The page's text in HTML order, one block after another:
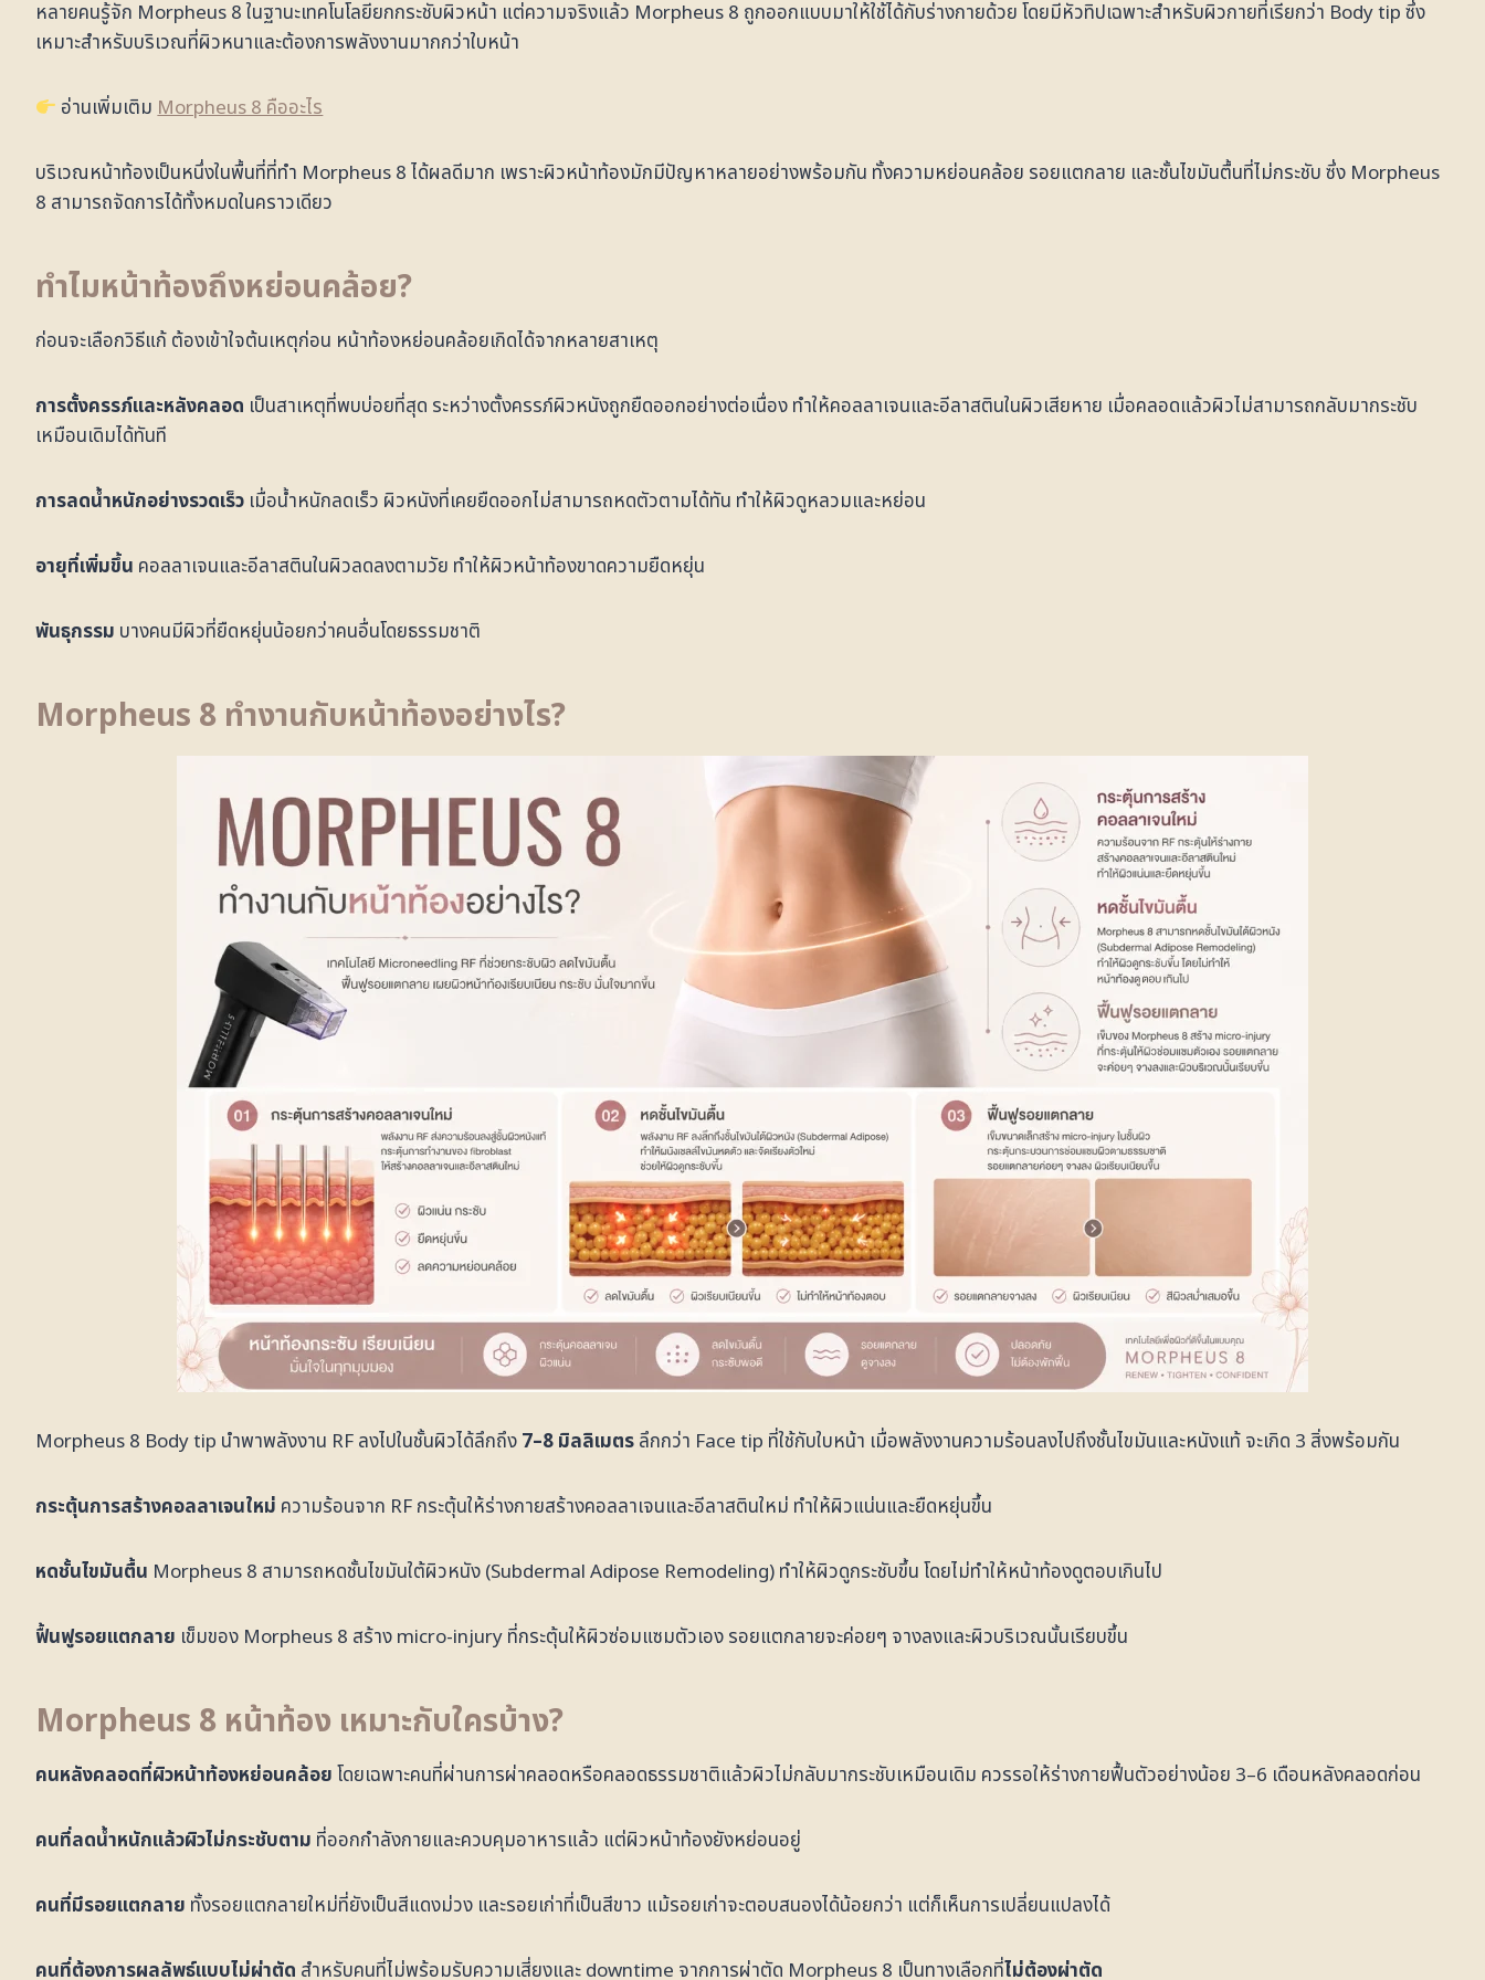
หลายคนรู้จัก Morpheus 8 ในฐานะเทคโนโลยียกกระชับผิวหน้า แต่ความจริงแล้ว Morpheus 8 ถูกออกแบบมาให้ใช้ได้กับร่างกายด้วย โดยมีหัวทิปเฉพาะสำหรับผิวกายที่เรียกว่า Body tip ซึ่ง
เหมาะสำหรับบริเวณที่ผิวหนาและต้องการพลังงานมากกว่าใบหน้า
อ่านเพิ่มเติมMorpheus 8 คืออะไร
บริเวณหน้าท้องเป็นหนึ่งในพื้นที่ที่ทำ Morpheus 8 ได้ผลดีมาก เพราะผิวหน้าท้องมักมีปัญหาหลายอย่างพร้อมกัน ทั้งความหย่อนคล้อย รอยแตกลาย และชั้นไขมันตื้นที่ไม่กระชับ ซึ่ง Morpheus
8 สามารถจัดการได้ทั้งหมดในคราวเดียว
ทำไมหน้าท้องถึงหย่อนคล้อย?
ก่อนจะเลือกวิธีแก้ ต้องเข้าใจต้นเหตุก่อน หน้าท้องหย่อนคล้อยเกิดได้จากหลายสาเหตุ
การตั้งครรภ์และหลังคลอด เป็นสาเหตุที่พบบ่อยที่สุด ระหว่างตั้งครรภ์ผิวหนังถูกยืดออกอย่างต่อเนื่อง ทำให้คอลลาเจนและอีลาสตินในผิวเสียหาย เมื่อคลอดแล้วผิวไม่สามารถกลับมากระชับ
เหมือนเดิมได้ทันที
การลดน้ำหนักอย่างรวดเร็ว เมื่อน้ำหนักลดเร็ว ผิวหนังที่เคยยืดออกไม่สามารถหดตัวตามได้ทัน ทำให้ผิวดูหลวมและหย่อน
อายุที่เพิ่มขึ้น คอลลาเจนและอีลาสตินในผิวลดลงตามวัย ทำให้ผิวหน้าท้องขาดความยืดหยุ่น
พันธุกรรม บางคนมีผิวที่ยืดหยุ่นน้อยกว่าคนอื่นโดยธรรมชาติ
Morpheus 8 ทำงานกับหน้าท้องอย่างไร?
Morpheus 8 Body tip นำพาพลังงาน RF ลงไปในชั้นผิวได้ลึกถึง7–8 มิลลิเมตรลึกกว่า Face tip ที่ใช้กับใบหน้า เมื่อพลังงานความร้อนลงไปถึงชั้นไขมันและหนังแท้ จะเกิด 3 สิ่งพร้อมกัน
กระตุ้นการสร้างคอลลาเจนใหม่ ความร้อนจาก RF กระตุ้นให้ร่างกายสร้างคอลลาเจนและอีลาสตินใหม่ ทำให้ผิวแน่นและยืดหยุ่นขึ้น
หดชั้นไขมันตื้น Morpheus 8 สามารถหดชั้นไขมันใต้ผิวหนัง (Subdermal Adipose Remodeling) ทำให้ผิวดูกระชับขึ้น โดยไม่ทำให้หน้าท้องดูตอบเกินไป
ฟื้นฟูรอยแตกลาย เข็มของ Morpheus 8 สร้าง micro-injury ที่กระตุ้นให้ผิวซ่อมแซมตัวเอง รอยแตกลายจะค่อยๆ จางลงและผิวบริเวณนั้นเรียบขึ้น
Morpheus 8 หน้าท้อง เหมาะกับใครบ้าง?
คนหลังคลอดที่ผิวหน้าท้องหย่อนคล้อยโดยเฉพาะคนที่ผ่านการผ่าคลอดหรือคลอดธรรมชาติแล้วผิวไม่กลับมากระชับเหมือนเดิม ควรรอให้ร่างกายฟื้นตัวอย่างน้อย 3–6 เดือนหลังคลอดก่อน
คนที่ลดน้ำหนักแล้วผิวไม่กระชับตาม ที่ออกกำลังกายและควบคุมอาหารแล้ว แต่ผิวหน้าท้องยังหย่อนอยู่
คนที่มีรอยแตกลาย ทั้งรอยแตกลายใหม่ที่ยังเป็นสีแดงม่วง และรอยเก่าที่เป็นสีขาว แม้รอยเก่าจะตอบสนองได้น้อยกว่า แต่ก็เห็นการเปลี่ยนแปลงได้
คนที่ต้องการผลลัพธ์แบบไม่ผ่าตัด สำหรับคนที่ไม่พร้อมรับความเสี่ยงและ downtime จากการผ่าตัด Morpheus 8 เป็นทางเลือกที่ไม่ต้องผ่าตัด